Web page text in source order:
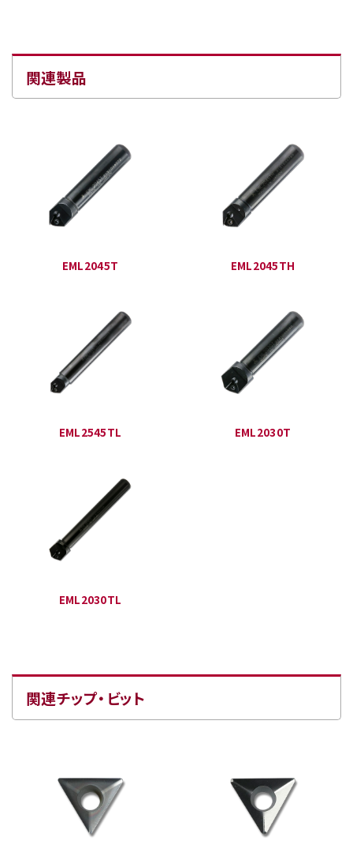
関連製品
EML2045T EML2045TH
EML2545TL EML2030T
EML2030TL
関連チップ・ビット